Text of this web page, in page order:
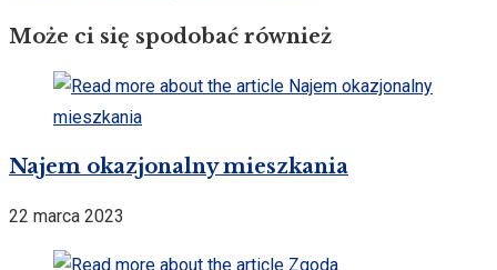
Może ci się spodobać również
Najem okazjonalny mieszkania
22 marca 2023